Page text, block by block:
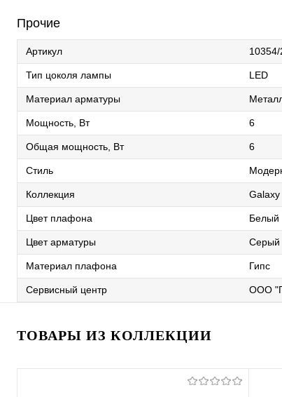
Прочие
Артикул
Тип цоколя лампы LED
Материал арматуры
Мощность, Вт 6
Общая мощность, Вт 6
Стиль
Коллекция Galaxy
Цвет плафона Белый
Цвет арматуры Серый
Материал плафона Гипс
Сервисный центр ООО
ТОВАРЫ ИЗ КОЛЛЕКЦИИ